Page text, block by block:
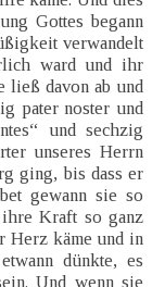
Gottes begann
verwandelt
ward und ihr
ließ davon ab und
pater noster und
und sechzig
unseres Herrn
ging, bis dass er
gewann sie so
Kraft so ganz
Herz käme und in
dünkte, es
Und wenn sie